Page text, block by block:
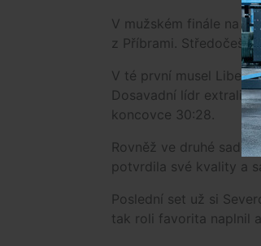
V mužském finále na
z Příbrami. Středočeši
V té první musel
Dosavadní lídr
koncovce 30:28.
Rovněž ve druhé sadě
potvrdila své kvality a
Poslední set už si
tak roli favorita naplnil